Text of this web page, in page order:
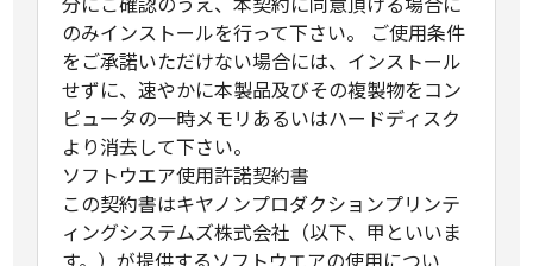
のみインストールを行って下さい。 ご使用条件
をご承諾いただけない場合には、インストール
せずに、速やかに本製品及びその複製物をコン
ピュータの一時メモリあるいはハードディスク
より消去して下さい。
ソフトウエア使用許諾契約書
この契約書はキヤノンプロダクションプリンテ
ィングシステムズ株式会社（以下、甲といいま
す。）が提供するソフトウエアの使用につい